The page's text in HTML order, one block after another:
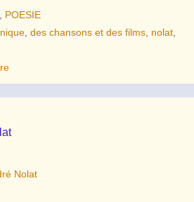
POESIE
,des chansons et des films nolat
Nolat